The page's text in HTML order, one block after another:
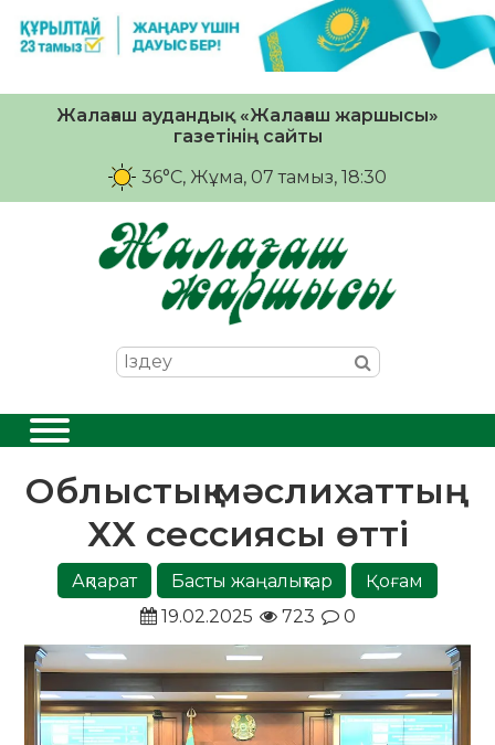
Жалағаш аудандық «Жалағаш жаршысы»
газетінің сайты
36°C, Жұма, 07 тамыз, 18:30
Облыстық мәслихаттың
ХХ сессиясы өтті
Ақпарат Басты жаңалықтар
Қоғам
19.02.2025
723 0